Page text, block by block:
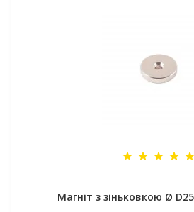
Магніт з зіньковкою Ø